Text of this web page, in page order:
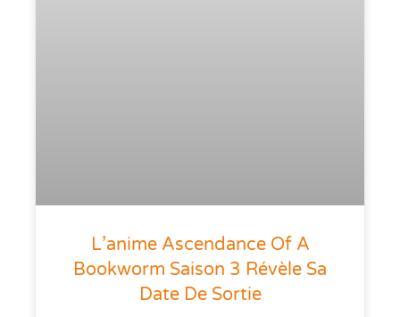
L’anime Ascendance Of A
Bookworm Saison 3 Révèle Sa
Date De Sortie